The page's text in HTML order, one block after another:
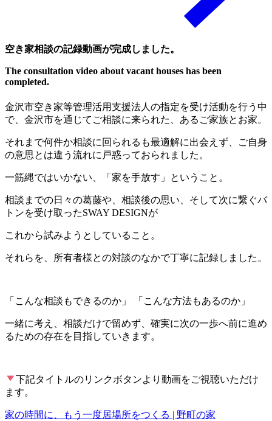
空き家相談の記録動画が完成しました。
The consultation video about vacant houses has been
completed.
金沢市空き家等管理活用支援法人の指定を受け活動を行う中
で、金沢市を通じてご相談に来られた、あるご家族とお家。
それまで何件か相談に回られるも最適解に出会えず、ご自身
の意思とは違う流れに戸惑っておられました。
一筋縄ではいかない、「家を手放す」ということ。
相談までの日々の葛藤や、相談後の思い、そして次に繋ぐバ
トンを受け取ったSWAY DESIGNが
これから試みようとしていること。
それらを、所有者様との対談のなかで丁寧に記録しました。
「こんな相談もできるのか」 「こんな方法もあるのか」
一緒に考え、相談だけで留めず、確実に次の一歩へ前に進め
るための存在を目指していきます。
下記タイトルのリンクボタンより動画をご視聴いただけ
ます。
家の時間に、もう一度居場所をつくる | 野町の家